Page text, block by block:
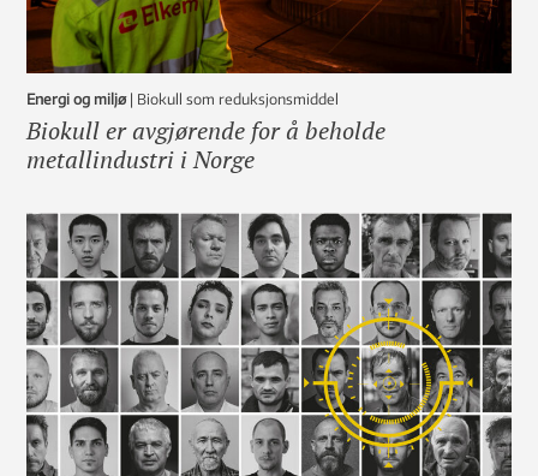
Energi og miljø | Biokull som reduksjonsmiddel
Biokull er avgjørende for å beholde
metallindustri i Norge